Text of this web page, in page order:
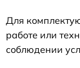
Для
работе или
соблюдении